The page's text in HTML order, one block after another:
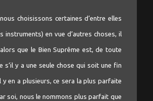
choisissons certaines d’entre elles
instruments) en vue d’autres choses, il
que le Bien Suprême est, de toute
s’il y a une seule chose qui soit une fin
en a plusieurs, ce sera la plus parfaite
soi, nous le nommons plus parfait que